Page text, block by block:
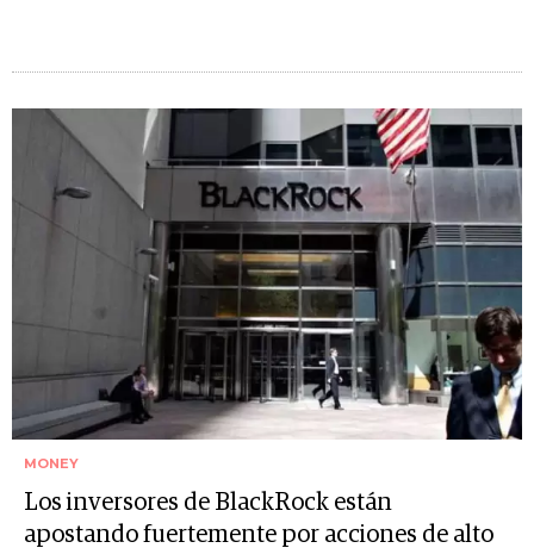
MONEY
Los inversores de BlackRock están
apostando fuertemente por acciones de alto